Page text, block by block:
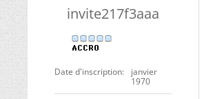
invite217f3aaa
Date d'inscription
janvier
1970